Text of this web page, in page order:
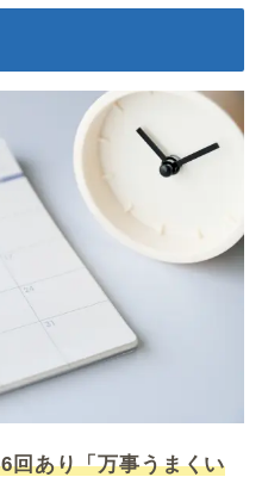
回あり「万事うまくい